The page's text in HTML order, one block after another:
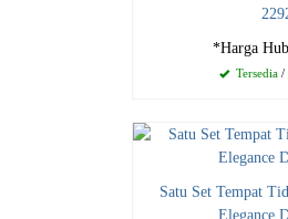
*Harga
Tersedia/
Satu Set Tempat
Elegance